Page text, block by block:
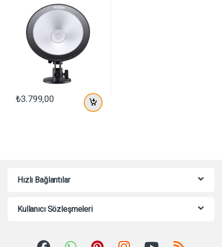
₺3.799,00
Hızlı Bağlantılar
Kullanıcı Sözleşmeleri